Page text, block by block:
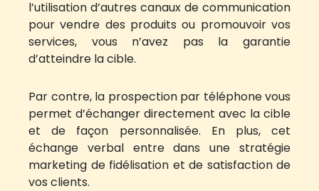
l’utilisation d’autres canaux de communication
pour vendre des produits ou promouvoir vos
services, vous n’avez pas la garantie
d’atteindre la cible.
Par contre, la prospection par téléphone vous
permet d’échanger directement avec la cible
et de façon personnalisée. En plus, cet
échange verbal entre dans une stratégie
marketing de fidélisation et de satisfaction de
vos clients.